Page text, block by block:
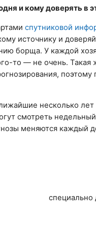
и кому доверять в
спутниковой
источнику и
борща. У каждой
то — не очень.
несколько
смотреть
меняются каждый
специально